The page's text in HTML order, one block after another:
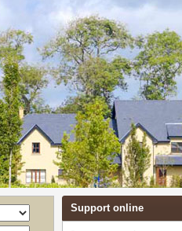
Support online